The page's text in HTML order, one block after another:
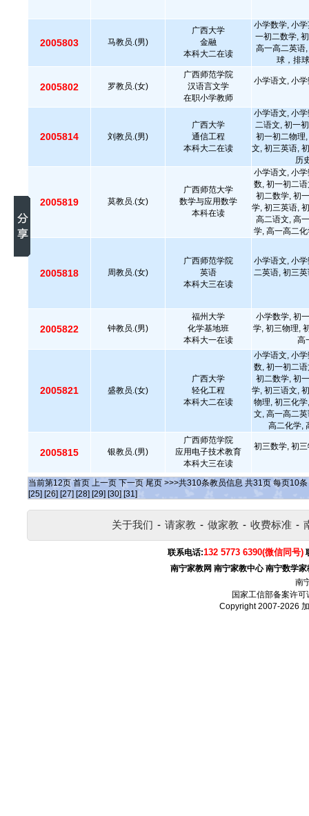
2005803 马教员.(男)
广西大学
金融
本科大二在读
小学数学, 小
一初二数学,
高一高二英语
球，排
2005802 罗教员.(女)
广西师范学院
汉语言文学
在职小学教师
小学语文, 小
2005814 刘教员.(男)
广西大学
通信工程
本科大二在读
小学语文, 小
二语文, 初一
初一初二物理
文, 初三英语,
历
2005819 莫教员.(女)
广西师范大学
数学与应用数学
本科在读
小学语文, 小
数, 初一初二
初二数学, 初
学, 初三英语,
高二语文, 高
学, 高一高二
2005818 周教员.(女)
广西师范学院
英语
本科大三在读
小学语文, 小
二英语, 初三
2005822 钟教员.(男)
福州大学
化学基地班
本科大一在读
小学数学, 初
学, 初三物理,
高
2005821 盛教员.(女)
广西大学
轻化工程
本科大二在读
小学语文, 小
数, 初一初二
初二数学, 初
学, 初三语文,
物理, 初三化
文, 高一高二
高二化学,
2005815 银教员.(男)
广西师范学院
应用电子技术教育
本科大三在读
初三数学, 初
当前第12页 首页 上一页 下一页 尾页 >>>共310条教员信息 共31页 每页10条
[25] [26] [27] [28] [29] [30] [31]
关于我们 - 请家教 - 做家教 - 收费标准 -
联系电话:132 5773 6390(微信同号)
南宁家教网 南宁家教中心 南宁数学家
南
国家工信部备案许可
Copyright 2007-2026